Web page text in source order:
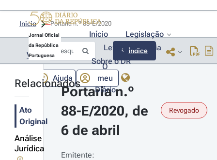
Jornal Oficial
da República
Portuguesa
Início
Legislação
Lexionário
Lia
Sobre o DR
Ajuda
O
meu
Diário
Início
Voltar Índice
Relacionados
Ato
Original
Análise
Jurídica
Portaria n.º
88-E/2020, de
6 de abril
Revogado
Emitente: